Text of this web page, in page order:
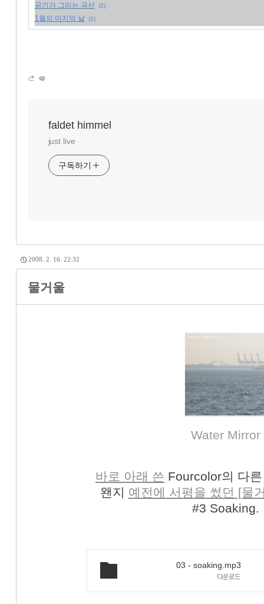
공기가 그리는 곡선 (2)
1월의 마지막 날 (1)
faldet himmel
just live
구독하기
2008. 2. 16. 22:32
물거울
Water Mirror
바로 아래 쓴 Fourcolor의 다
왠지 예전에 서평을 썼던 [물
#3 Soaking.
03 - soaking.mp3
다운로드